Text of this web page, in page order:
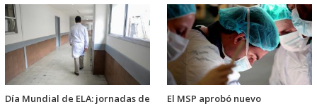
Día Mundial de ELA: jornadas de
El MSP aprobó nuevo